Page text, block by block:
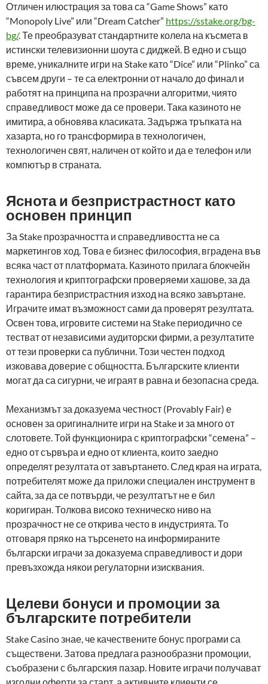
Отличен илюстрация за това са “Game Shows” като
“Monopoly Live” или “Dream Catcher” https://sstake.org/bg-
bg/. Те преобразуват стандартните колела на късмета в
истински телевизионни шоута с диджей. В едно и също
време, уникалните игри на Stake като “Dice” или “Plinko” са
съвсем други – те са електронни от начало до финал и
работят на принципа на прозрачни алгоритми, чиято
справедливост може да се провери. Така казиното не
имитира, а обновява класиката. Задържа тръпката на
хазарта, но го трансформира в технологичен,
технологичен свят, наличен от който и да е телефон или
компютър в страната.
Яснота и безпристрастност като
основен принцип
За Stake прозрачността и справедливостта не са
маркетингов ход. Това е бизнес философия, вградена във
всяка част от платформата. Казиното прилага блокчейн
технология и криптографски проверяеми хашове, за да
гарантира безпристрастния изход на всяко завъртане.
Играчите имат възможност сами да проверят резултата.
Освен това, игровите системи на Stake периодично се
тестват от независими аудиторски фирми, а резултатите
от тези проверки са публични. Този честен подход
изковава доверие с общността. Българските клиенти
могат да са сигурни, че играят в равна и безопасна среда.
Механизмът за доказуема честност (Provably Fair) е
основен за оригиналните игри на Stake и за много от
слотовете. Той функционира с криптографски “семена” –
едно от сървъра и едно от клиента, които заедно
определят резултата от завъртането. След края на играта,
потребителят може да приложи специален инструмент в
сайта, за да се потвърди, че резултатът не е бил
коригиран. Толкова високо техническо ниво на
прозрачност не се открива често в индустрията. То
отговаря пряко на търсенето на информираните
български играчи за доказуема справедливост и дори
превъзхожда някои регулаторни изисквания.
Целеви бонуси и промоции за
българските потребители
Stake Casino знае, че качествените бонус програми са
съществени. Затова предлага разнообразни промоции,
съобразени с българския пазар. Новите играчи получават